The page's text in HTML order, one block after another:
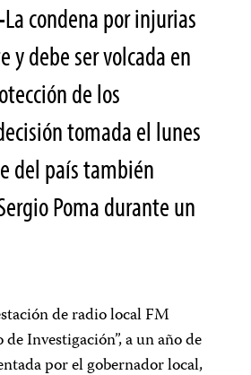
La condena por injurias
debe ser volcada en
de los
tomada el lunes
del país también
Poma durante un
de radio local FM
Investigación”, a un año de
por el gobernador local,